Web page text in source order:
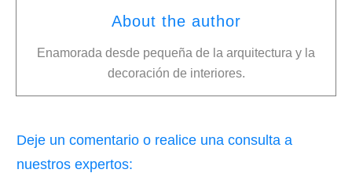
About the author
Enamorada desde pequeña de la arquitectura y la
decoración de interiores.
Deje un comentario o realice una consulta a
nuestros expertos: